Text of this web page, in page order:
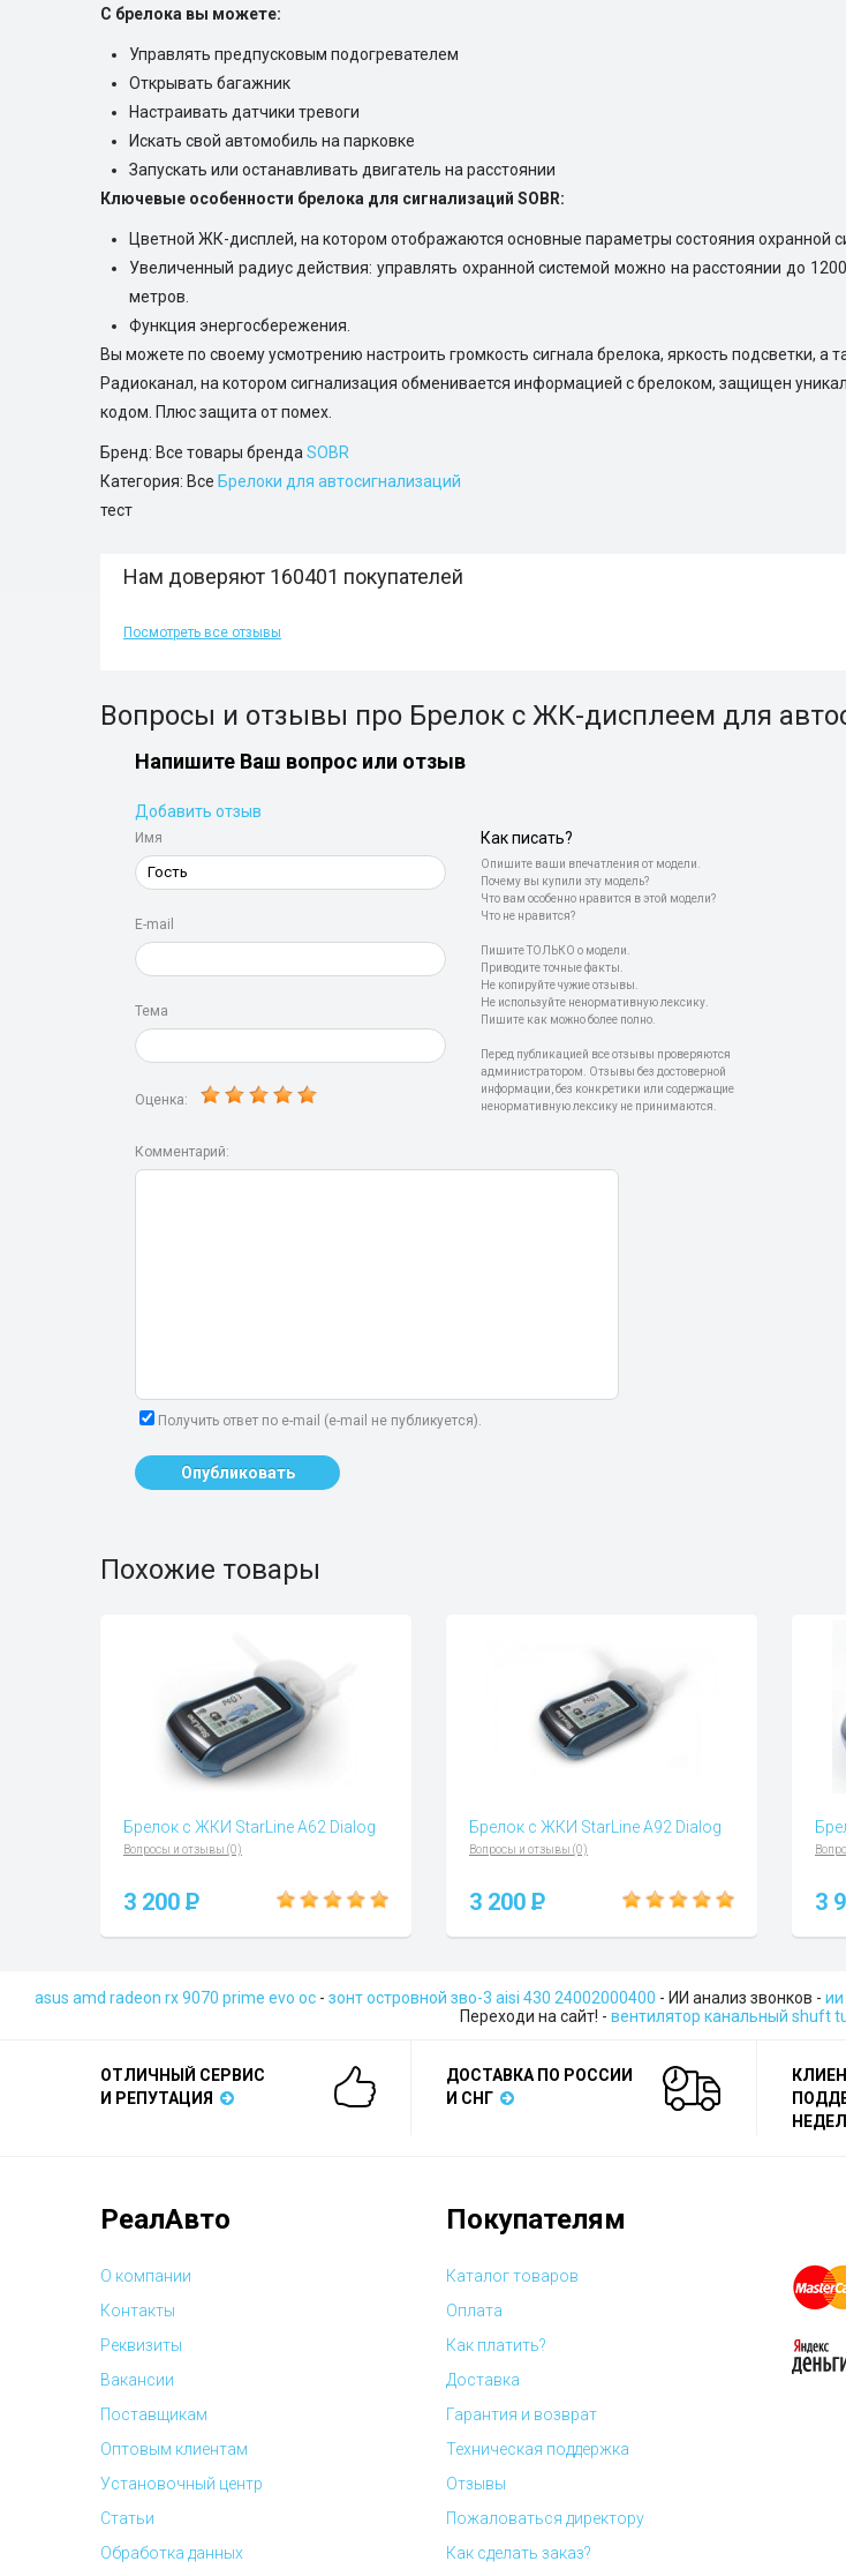
С брелока вы можете:
Управлять предпусковым подогревателем
Открывать багажник
Настраивать датчики тревоги
Искать свой автомобиль на парковке
Запускать или останавливать двигатель на расстоянии
Ключевые особенности брелока для сигнализаций SOBR:
Цветной ЖК-дисплей, на котором отображаются основные параметры состояния охранной
Увеличенный радиус действия: управлять охранной системой можно на расстоянии до
метров.
Функция энергосбережения.
Вы можете по своему усмотрению настроить громкость сигнала брелока, яркость подсветки,
Радиоканал, на котором сигнализация обменивается информацией с брелоком, защищен
кодом. Плюс защита от помех.
Бренд: Все товары бренда SOBR
Категория: Все Брелоки для автосигнализаций
тест
Нам доверяют 160401 покупателей
Посмотреть все отзывы
Вопросы и отзывы про Брелок с ЖК-дисплеем для
Напишите Ваш вопрос или отзыв
Добавить отзыв
Имя
E-mail
Тема
Оценка:
Как писать?
Опишите ваши впечатления от модели.
Почему вы купили эту модель?
Что вам особенно нравится в этой модели?
Что не нравится?
Пишите ТОЛЬКО о модели.
Приводите точные факты.
Не копируйте чужие отзывы.
Не используйте ненормативную лексику.
Пишите как можно более полно.
Перед публикацией все отзывы проверяются
администратором. Отзывы без достоверной
информации, без конкретики или содержащие
ненормативную лексику не принимаются.
Комментарий:
Получить ответ по e-mail (e-mail не публикуется).
Опубликовать
Похожие товары
Брелок с ЖКИ StarLine А62 Dialog
Вопросы и отзывы (0)
3 200 P
Брелок с ЖКИ StarLine А92 Dialog
Вопросы и отзывы (0)
3 200 P 3
asus amd radeon rx 9070 prime evo oc- зонт островной зво-3 aisi 430 24002000400 - ИИ анализ звонков -
Переходи на сайт! - вентилятор канальный shuft
ОТЛИЧНЫЙ СЕРВИС
И РЕПУТАЦИЯ
ДОСТАВКА ПО РОССИИ
И СНГ
РеалАвто
О компании
Контакты
Реквизиты
Вакансии
Поставщикам
Оптовым клиентам
Установочный центр
Статьи
Обработка данных
Покупателям
Каталог товаров
Оплата
Как платить?
Доставка
Гарантия и возврат
Техническая поддержка
Отзывы
Пожаловаться директору
Как сделать заказ?